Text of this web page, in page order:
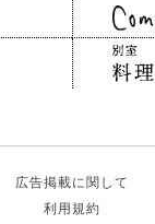
広告掲載に関して
利用規約